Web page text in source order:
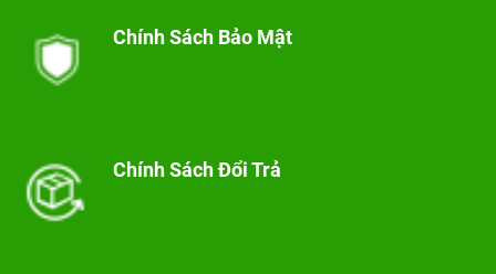
Chính Sách Bảo Mật
Chính Sách Đổi Trả